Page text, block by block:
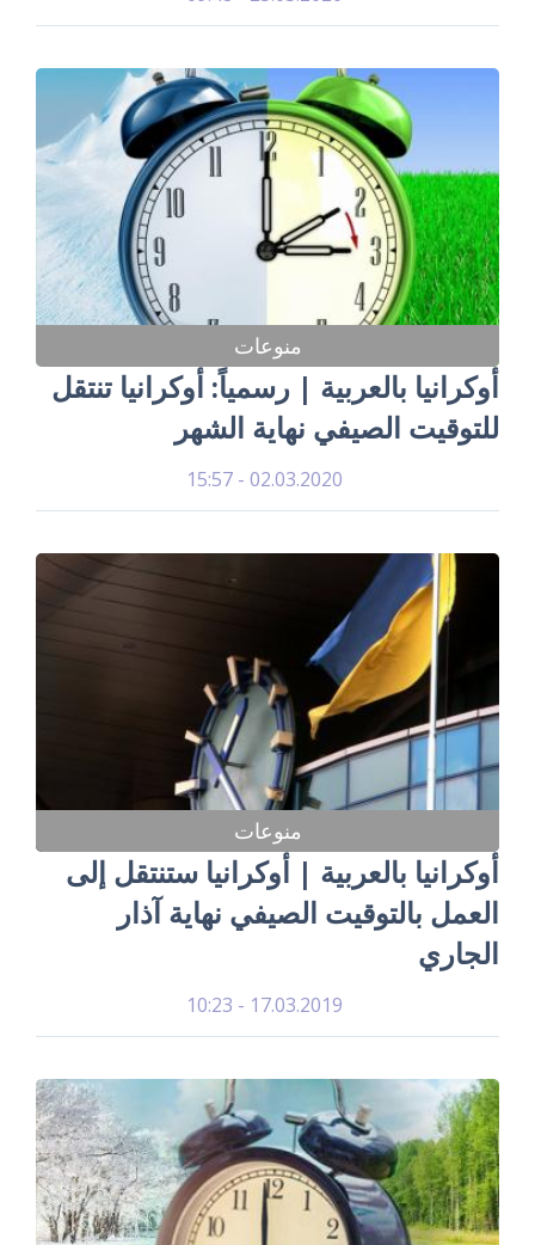
منوعات
أوكرانيا بالعربية | رسمياً: أوكرانيا تنتقل
للتوقيت الصيفي نهاية الشهر
02.03.2020 - 15:57
منوعات
أوكرانيا بالعربية | أوكرانيا ستنتقل إلى
العمل بالتوقيت الصيفي نهاية آذار
الجاري
17.03.2019 - 10:23